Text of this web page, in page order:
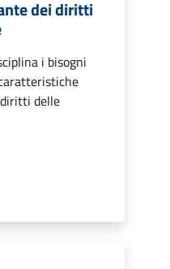
dei diritti
i bisogni
delle